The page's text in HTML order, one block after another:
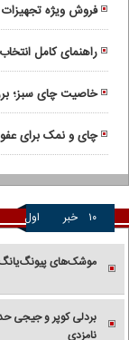
فروش ویژه تجهیزات
راهنمای کامل
درخشان
خاصیت چای سبز؛
بدنچای و نمک برای
۱۰ خبر اول
موشک‌های پیونگ‌یانگ
نامزدی